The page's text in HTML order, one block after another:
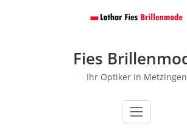
Fies
Ihr Optiker in Metzingen